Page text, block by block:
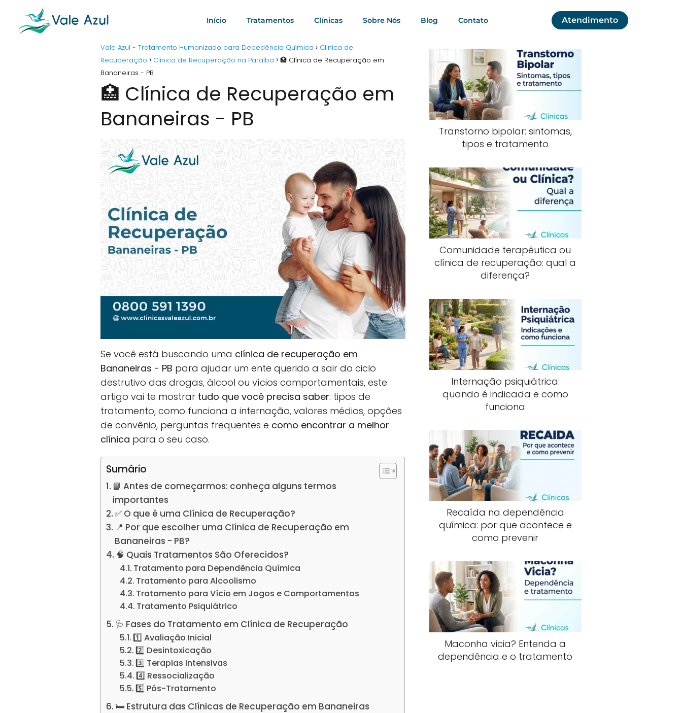
Início Tratamentos Clínicas Sobre Nós Blog Contato Atendimento
Vale Azul - Tratamento Humanizado para Depedência Química
Clinica de
Recuperação
Clínica de Recuperação na Paraíba
🏥 Clínica de Recuperação em
Bananeiras - PB
🏥 Clínica de Recuperação em
Bananeiras - PB
Se você está buscando uma clínica de recuperação em
Bananeiras - PB para ajudar um ente querido a sair do ciclo
destrutivo das drogas, álcool ou vícios comportamentais, este
artigo vai te mostrar tudo que você precisa saber: tipos de
tratamento, como funciona a internação, valores médios, opções
de convênio, perguntas frequentes e como encontrar a melhor
clínica para o seu caso.
Sumário
📘 Antes de começarmos: conheça alguns termos
importantes
✅ O que é uma Clínica de Recuperação?
📍 Por que escolher uma Clínica de Recuperação em
Bananeiras - PB?
🧠 Quais Tratamentos São Oferecidos?
Tratamento para Dependência Química
Tratamento para Alcoolismo
Tratamento para Vício em Jogos e Comportamentos
Tratamento Psiquiátrico
🩺 Fases do Tratamento em Clínica de Recuperação
1️⃣ Avaliação Inicial
2️⃣ Desintoxicação
3️⃣ Terapias Intensivas
4️⃣ Ressocialização
5️⃣ Pós-Tratamento
🛏️ Estrutura das Clínicas de Recuperação em Bananeiras
Transtorno bipolar: sintomas,
tipos e tratamento
Comunidade terapêutica ou
clínica de recuperação: qual a
diferença?
Internação psiquiátrica:
quando é indicada e como
funciona
Recaída na dependência
química: por que acontece e
como prevenir
Maconha vicia? Entenda a
dependência e o tratamento